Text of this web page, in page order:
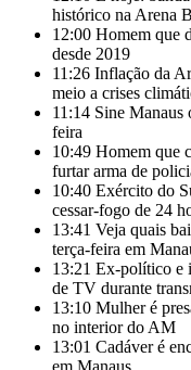
histórico na Arena
12:00 Homem que
desde 2019
11:26 Inflação da
meio a crises
11:14 Sine Manaus
feira
10:49 Homem que
furtar arma de
10:40 Exército do
cessar-fogo de 24
13:41 Veja quais
terça-feira em
13:21 Ex-político e
de TV durante
13:10 Mulher é
no interior do AM
13:01 Cadáver é
em Manaus